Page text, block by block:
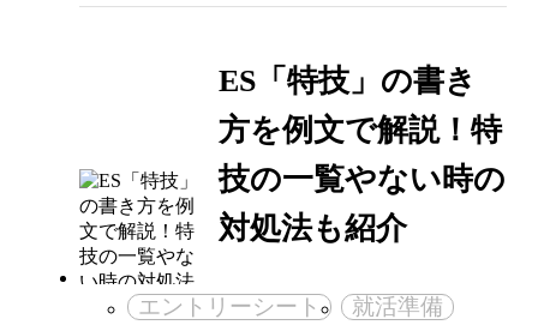
ES「特技」の書き
方を例文で解説！特
技の一覧やない時の
対処法も紹介
エントリーシート 就活準備